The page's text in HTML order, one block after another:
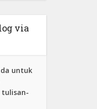
via
untuk
tulisan-